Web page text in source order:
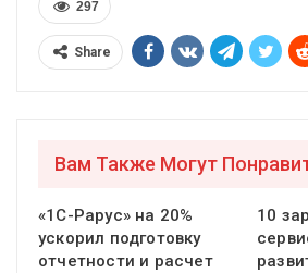
297
Share
Вам Также Могут
«1С-Рарус» на 20%
ускорил подготовку
отчетности и расчет
10